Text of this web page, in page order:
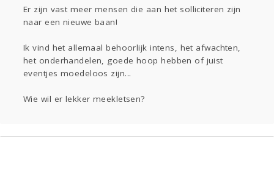
Sport
Contact Viva zoekt
Aangeboden
Gevraagd
Horen
Er zijn vast meer mensen die aan het solliciteren zijn
naar een nieuwe baan!
Ik vind het allemaal behoorlijk intens, het afwachten,
het onderhandelen, goede hoop hebben of juist
eventjes moedeloos zijn...
Wie wil er lekker meekletsen?